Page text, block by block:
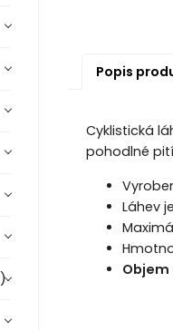
Popis
Cyklistická
pohodlné
Láhev
Objem